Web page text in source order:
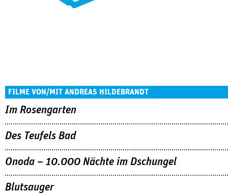
FILME VON/MIT ANDREAS HILDEBRANDT
Im Rosengarten
Des Teufels Bad
Onoda – 10.000 Nächte im Dschungel
Blutsauger